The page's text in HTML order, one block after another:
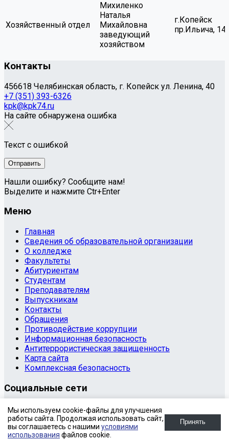
Хозяйственный отдел
Михиленко
Наталья
Михайловна
заведующий
хозяйством
г.Копейск
пр.Ильича, 14
Контакты
456618 Челябинская область, г. Копейск ул. Ленина, 40
+7 (351) 393-6326
kpk@kpk74.ru
На сайте обнаружена ошибка
Текст с ошибкой
Нашли ошибку? Сообщите нам!
Выделите и нажмите Ctr+Enter
Меню
Главная
Сведения об образовательной организации
О колледже
Факультеты
Абитуриентам
Студентам
Преподавателям
Выпускникам
Контакты
Обращения
Противодействие коррупции
Информационная безопасность
Антитеррористическая защищенность
Карта сайта
Комплексная безопасность
Социальные сети
© 2020 Государственное бюджетное профессиональное
образовательное учреждение «Копейский
политехнический колледж имени С.В. Хохрякова»
SIMAI-SF4: Сайт университета
Мы используем cookie-файлы для улучшения
работы сайта. Продолжая использовать сайт,
вы соглашаетесь с нашими условиями
использования файлов cookie.
Принять